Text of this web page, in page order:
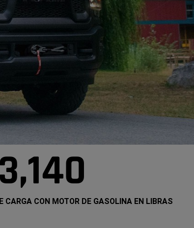
3,140
CARGA CON MOTOR DE GASOLINA EN LIBRAS